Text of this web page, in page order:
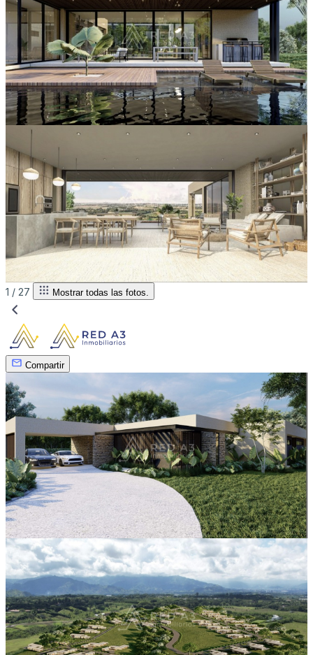
1 / 27 Mostrar todas las fotos.
Compartir